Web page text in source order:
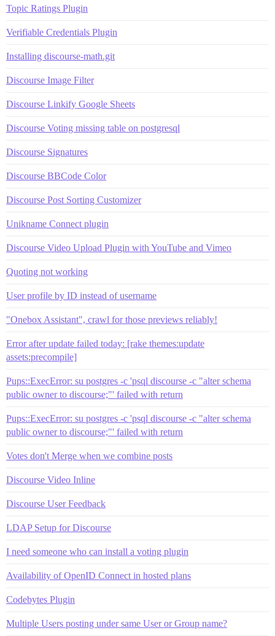
Topic Ratings Plugin
Verifiable Credentials Plugin
Installing discourse-math.git
Discourse Image Filter
Discourse Linkify Google Sheets
Discourse Voting missing table on postgresql
Discourse Signatures
Discourse BBCode Color
Discourse Post Sorting Customizer
Unikname Connect plugin
Discourse Video Upload Plugin with YouTube and Vimeo
Quoting not working
User profile by ID instead of username
"Onebox Assistant", crawl for those previews reliably!
Error after update failed today: [rake themes:update
assets:precompile]
Pups::ExecError: su postgres -c 'psql discourse -c "alter schema
public owner to discourse;"' failed with return
Pups::ExecError: su postgres -c 'psql discourse -c "alter schema
public owner to discourse;"' failed with return
Votes don't Merge when we combine posts
Discourse Video Inline
Discourse User Feedback
LDAP Setup for Discourse
I need someone who can install a voting plugin
Availability of OpenID Connect in hosted plans
Codebytes Plugin
Multiple Users posting under same User or Group name?